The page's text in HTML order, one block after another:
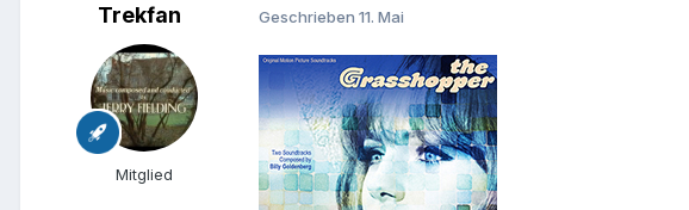
Trekfan
Mitglied
Geschrieben 11. Mai